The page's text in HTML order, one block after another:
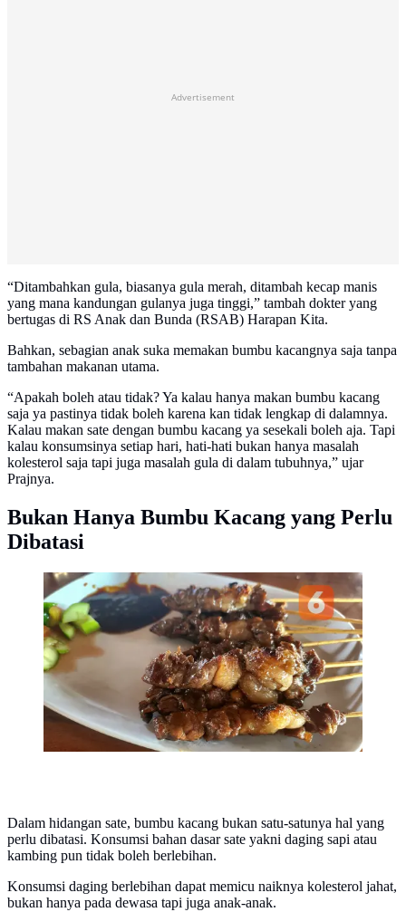
Advertisement
“Ditambahkan gula, biasanya gula merah, ditambah kecap manis
yang mana kandungan gulanya juga tinggi,” tambah dokter yang
bertugas di RS Anak dan Bunda (RSAB) Harapan Kita.
Bahkan, sebagian anak suka memakan bumbu kacangnya saja tanpa
tambahan makanan utama.
“Apakah boleh atau tidak? Ya kalau hanya makan bumbu kacang
saja ya pastinya tidak boleh karena kan tidak lengkap di dalamnya.
Kalau makan sate dengan bumbu kacang ya sesekali boleh aja. Tapi
kalau konsumsinya setiap hari, hati-hati bukan hanya masalah
kolesterol saja tapi juga masalah gula di dalam tubuhnya,” ujar
Prajnya.
Bukan Hanya Bumbu Kacang yang Perlu
Dibatasi
Sate daging sapi dengan lemak. Foto: Ade
Nasihudin/Liputan6.com. Foto: Liputan6.com/Ade
Nasihudin.
Dalam hidangan sate, bumbu kacang bukan satu-satunya hal yang
perlu dibatasi. Konsumsi bahan dasar sate yakni daging sapi atau
kambing pun tidak boleh berlebihan.
Konsumsi daging berlebihan dapat memicu naiknya kolesterol jahat,
bukan hanya pada dewasa tapi juga anak-anak.